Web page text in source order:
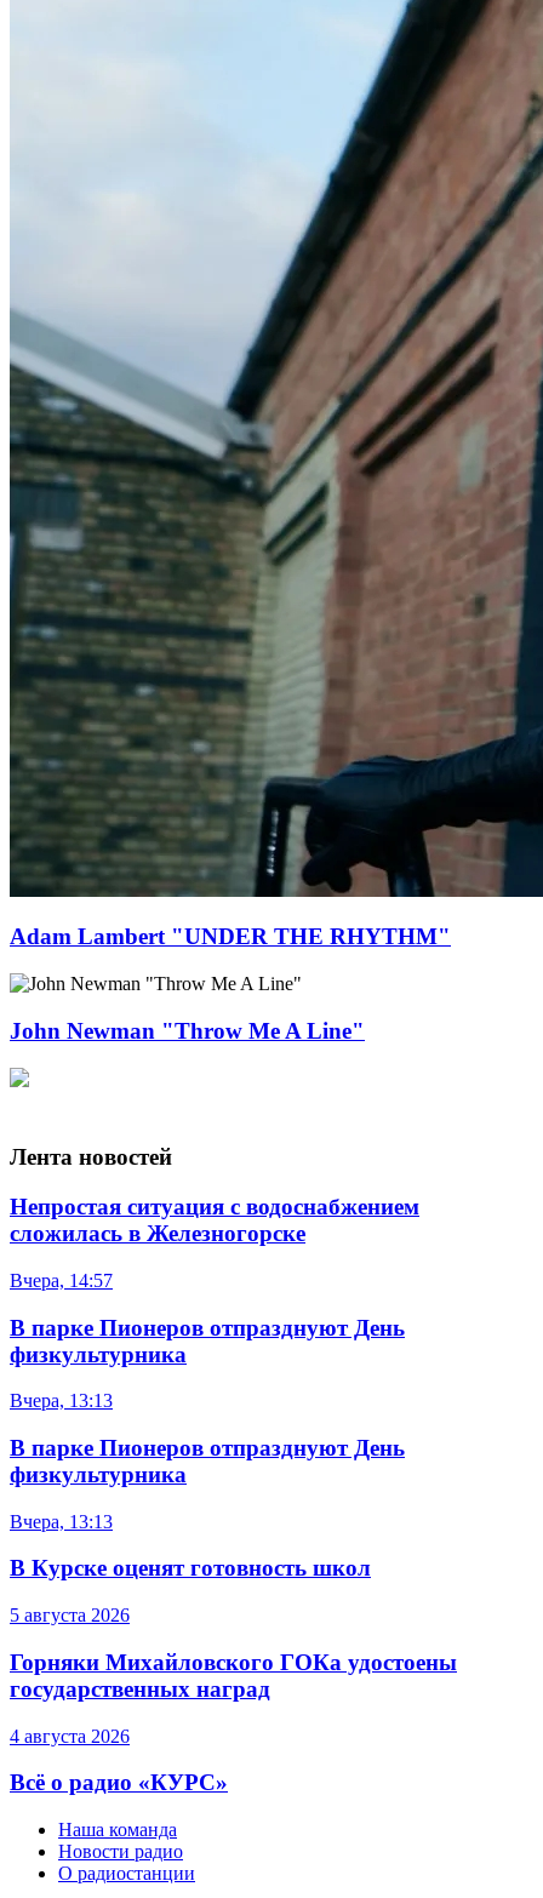
Adam Lambert "UNDER THE RHYTHM"
John Newman "Throw Me A Line"
Лента новостей
Непростая ситуация с водоснабжением
сложилась в Железногорске
Вчера, 14:57
В парке Пионеров отпразднуют День
физкультурника
Вчера, 13:13
В парке Пионеров отпразднуют День
физкультурника
Вчера, 13:13
В Курске оценят готовность школ
5 августа 2026
Горняки Михайловского ГОКа удостоены
государственных наград
4 августа 2026
Всё о радио «КУРС»
Наша команда
Новости радио
О радиостанции